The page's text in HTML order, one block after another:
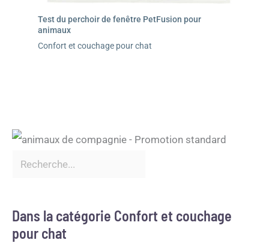
Test du perchoir de fenêtre PetFusion pour
animaux
Confort et couchage pour chat
Dans la catégorie Confort et couchage
pour chat